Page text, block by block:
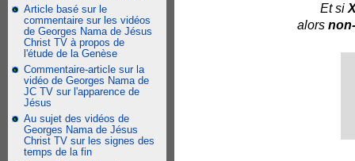
Article basé sur le
commentaire sur les vidéos
de Georges Nama de Jésus
Christ TV à propos de
l'étude de la Genèse
Commentaire-article sur la
vidéo de Georges Nama de
JC TV sur l'apparence de
Jésus
Au sujet des vidéos de
Georges Nama de Jésus
Christ TV sur les signes des
temps de la fin
Et si
alors